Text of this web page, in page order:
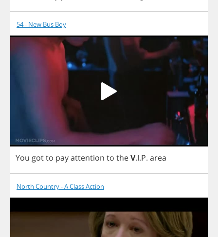
54 - New Bus Boy
You gotto payattention to theV.I.P. area
North Country - A Class Action